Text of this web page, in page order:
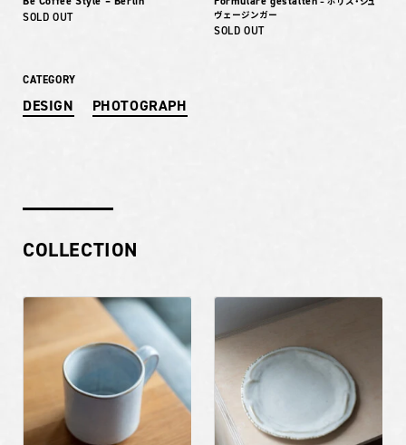
SOLD OUT
ヴェージンガー
SOLD OUT
CATEGORY
DESIGN PHOTOGRAPH
COLLECTION